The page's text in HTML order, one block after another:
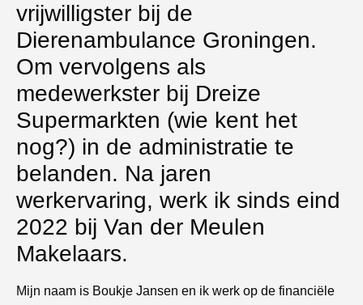
vrijwilligster bij de
Dierenambulance Groningen.
Om vervolgens als
medewerkster bij Dreize
Supermarkten (wie kent het
nog?) in de administratie te
belanden. Na jaren
werkervaring, werk ik sinds eind
2022 bij Van der Meulen
Makelaars.
Mijn naam is Boukje Jansen en ik werk op de financiële